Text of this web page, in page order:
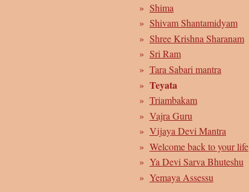
Shima
Shivam Shantamidyam
Shree Krishna Sharanam
Sri Ram
Tara Sabari mantra
Teyata
Triambakam
Vajra Guru
Vijaya Devi Mantra
Welcome back to your life
Ya Devi Sarva Bhuteshu
Yemaya Assessu